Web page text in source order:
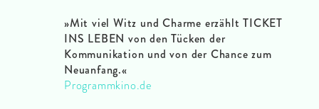
»Mit viel Witz und Charme erzählt TICKET
INS LEBEN von den Tücken der
Kommunikation und von der Chance zum
Neuanfang.«
Programmkino.de